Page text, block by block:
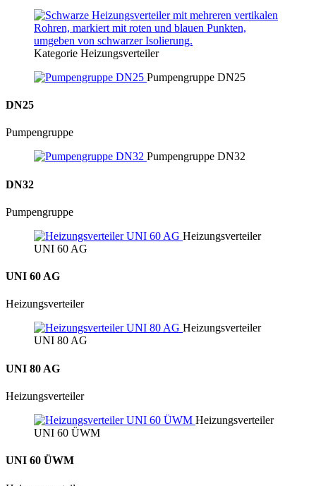
Kategorie Heizungsverteiler
Pumpengruppe DN25
DN25
Pumpen­gruppe
Pumpengruppe DN32
DN32
Pumpen­gruppe
Heizungsverteiler
UNI 60 AG
UNI 60 AG
Heizungs­verteiler
Heizungsverteiler
UNI 80 AG
UNI 80 AG
Heizungs­verteiler
Heizungsverteiler
UNI 60 ÜWM
UNI 60 ÜWM